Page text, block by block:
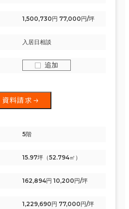
1,500,730円 77,000円/坪
入居日相談
追加
資料請求
5階
15.97坪（52.794㎡）
162,894円 10,200円/坪
1,229,690円 77,000円/坪